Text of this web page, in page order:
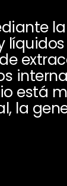
está
la